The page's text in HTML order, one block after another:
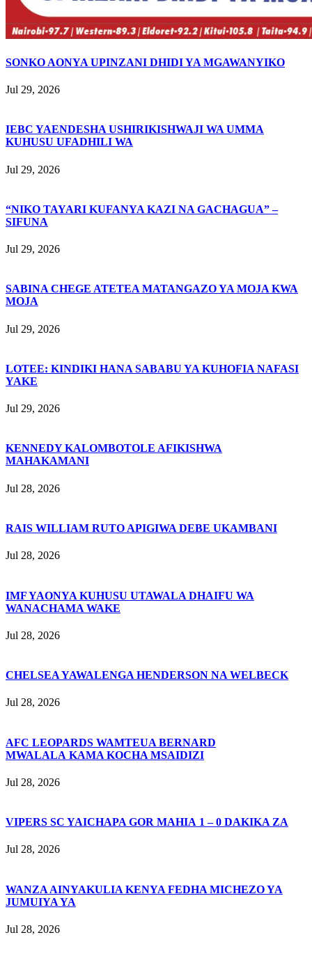
SONKO AONYA UPINZANI DHIDI YA MGAWANYIKO
Jul 29, 2026
IEBC YAENDESHA USHIRIKISHWAJI WA UMMA
KUHUSU UFADHILI WA
Jul 29, 2026
“NIKO TAYARI KUFANYA KAZI NA GACHAGUA” –
SIFUNA
Jul 29, 2026
SABINA CHEGE ATETEA MATANGAZO YA MOJA KWA
MOJA
Jul 29, 2026
LOTEE: KINDIKI HANA SABABU YA KUHOFIA NAFASI
YAKE
Jul 29, 2026
KENNEDY KALOMBOTOLE AFIKISHWA
MAHAKAMANI
Jul 28, 2026
RAIS WILLIAM RUTO APIGIWA DEBE UKAMBANI
Jul 28, 2026
IMF YAONYA KUHUSU UTAWALA DHAIFU WA
WANACHAMA WAKE
Jul 28, 2026
CHELSEA YAWALENGA HENDERSON NA WELBECK
Jul 28, 2026
AFC LEOPARDS WAMTEUA BERNARD
MWALALA KAMA KOCHA MSAIDIZI
Jul 28, 2026
VIPERS SC YAICHAPA GOR MAHIA 1 – 0 DAKIKA ZA
Jul 28, 2026
WANZA AINYAKULIA KENYA FEDHA MICHEZO YA
JUMUIYA YA
Jul 28, 2026